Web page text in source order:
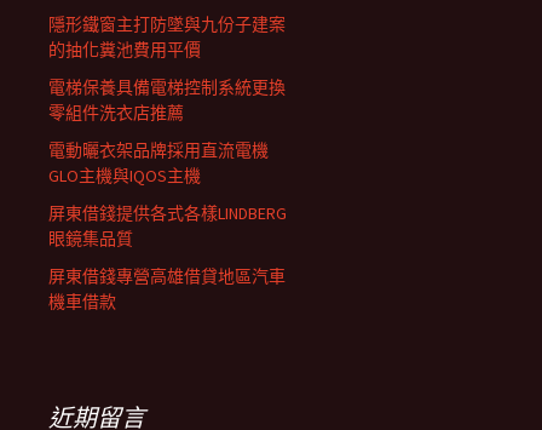
隱形鐵窗主打防墜與九份子建案
的抽化糞池費用平價
電梯保養具備電梯控制系統更換
零組件洗衣店推薦
電動曬衣架品牌採用直流電機
GLO主機與IQOS主機
屏東借錢提供各式各樣LINDBERG
眼鏡集品質
屏東借錢專營高雄借貸地區汽車
機車借款
近期留言